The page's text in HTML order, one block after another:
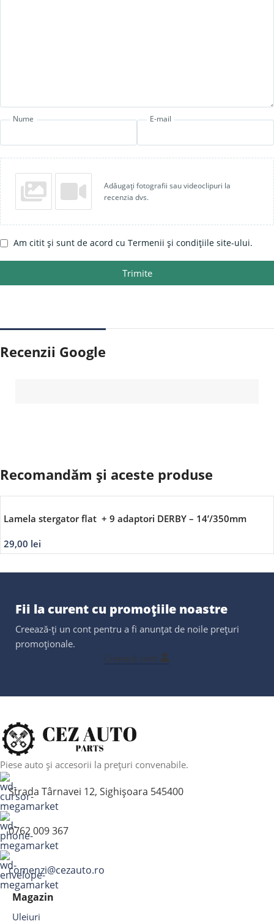
Nume E-mail
Adăugați fotografii sau videoclipuri la
recenzia dvs.
Am citit și sunt de acord cu Termenii și condițiile site-ului.
Trimite
Recenzii Google
Recomandăm și aceste produse
Lamela stergator flat + 9 adaptori DERBY – 14’/350mm
29,00 lei
Fii la curent cu promoțiile noastre
Creează-ți un cont pentru a fi anunțat de noile prețuri
promoționale.
Creează cont
Piese auto și accesorii la prețuri convenabile.
Strada Târnavei 12, Sighișoara 545400
0762 009 367
comenzi@cezauto.ro
Magazin
Uleiuri